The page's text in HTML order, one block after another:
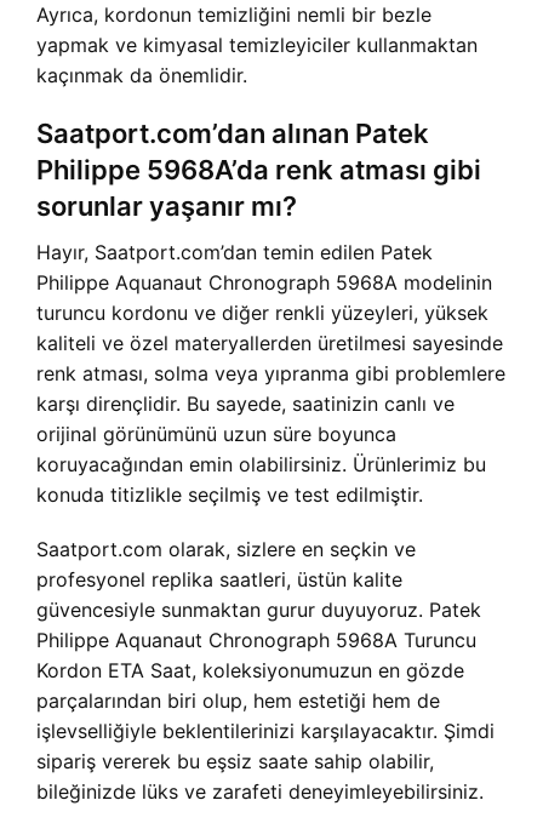
Ayrıca, kordonun temizliğini nemli bir bezle
yapmak ve kimyasal temizleyiciler kullanmaktan
kaçınmak da önemlidir.
Saatport.com’dan alınan Patek
Philippe 5968A’da renk atması gibi
sorunlar yaşanır mı?
Hayır, Saatport.com’dan temin edilen Patek
Philippe Aquanaut Chronograph 5968A modelinin
turuncu kordonu ve diğer renkli yüzeyleri, yüksek
kaliteli ve özel materyallerden üretilmesi sayesinde
renk atması, solma veya yıpranma gibi problemlere
karşı dirençlidir. Bu sayede, saatinizin canlı ve
orijinal görünümünü uzun süre boyunca
koruyacağından emin olabilirsiniz. Ürünlerimiz bu
konuda titizlikle seçilmiş ve test edilmiştir.
Saatport.com olarak, sizlere en seçkin ve
profesyonel replika saatleri, üstün kalite
güvencesiyle sunmaktan gurur duyuyoruz. Patek
Philippe Aquanaut Chronograph 5968A Turuncu
Kordon ETA Saat, koleksiyonumuzun en gözde
parçalarından biri olup, hem estetiği hem de
işlevselliğiyle beklentilerinizi karşılayacaktır. Şimdi
sipariş vererek bu eşsiz saate sahip olabilir,
bileğinizde lüks ve zarafeti deneyimleyebilirsiniz.